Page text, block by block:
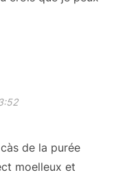
de la purée
moelleux et